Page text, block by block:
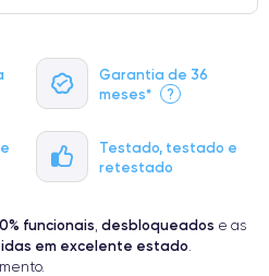
Garantia de 36
meses*
?
Testado, testado e
retestado
funcionais, desbloqueados e as
em excelente estado.